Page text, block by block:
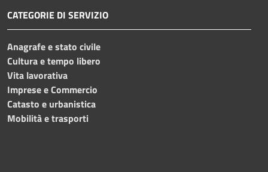
CATEGORIE DI SERVIZIO
Anagrafe e stato civile
Cultura e tempo libero
Vita lavorativa
Imprese e Commercio
Catasto e urbanistica
Mobilità e trasporti